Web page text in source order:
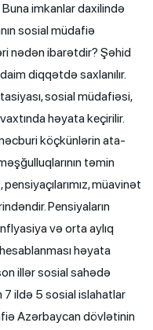
imkanlar daxilində
sosial müdafiə
nədən ibarətdir? Şəhid
diqqətdə saxlanılır.
sosial müdafiəsi,
həyata keçirilir.
köçkünlərin ata-
təmin
pensiyaçılarımız, müavinət
Pensiyaların
və orta aylıq
həyata
illər sosial sahədə
7 ildə 5 sosial islahatlar
Azərbaycan dövlətinin